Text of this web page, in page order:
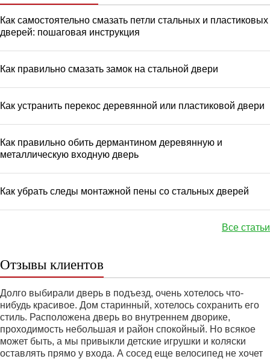
Как самостоятельно смазать петли стальных и пластиковых
дверей: пошаговая инструкция
Как правильно смазать замок на стальной двери
Как устранить перекос деревянной или пластиковой двери
Как правильно обить дермантином деревянную и
металлическую входную дверь
Как убрать следы монтажной пены со стальных дверей
Все статьи
Отзывы клиентов
Долго выбирали дверь в подъезд, очень хотелось что-
нибудь красивое. Дом старинный, хотелось сохранить его
стиль. Расположена дверь во внутреннем дворике,
проходимость небольшая и район спокойный. Но всякое
может быть, а мы привыкли детские игрушки и коляски
оставлять прямо у входа. А сосед еще велосипед не хочет